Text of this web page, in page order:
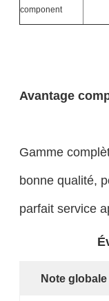
component
Avantage
Gamme
bonne qualité,
parfait service
Note globale